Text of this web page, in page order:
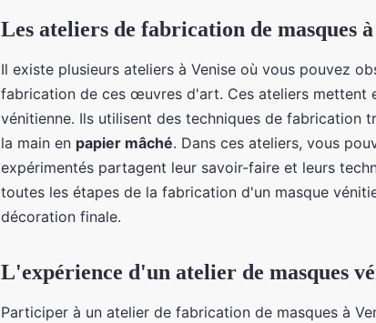
Les ateliers de fabrication de masques à
Il existe plusieurs ateliers à Venise où vous pouvez
fabrication de ces œuvres d'art. Ces ateliers mettent
vénitienne. Ils utilisent des techniques de fabrication
la main en papier mâché. Dans ces ateliers, vous
expérimentés partagent leur savoir-faire et leurs
toutes les étapes de la fabrication d'un masque
décoration finale.
L'expérience d'un atelier de masques
Participer à un atelier de fabrication de masques à